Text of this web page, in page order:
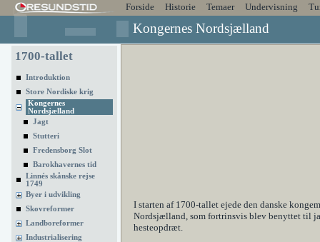
Forside Historie Temaer Undervisning
Kongernes Nordsjælland
1700-tallet
Introduktion
Store Nordiske krig
Kongernes
Nordsjælland
Jagt
Stutteri
Fredensborg Slot
Barokhavernes tid
Linnés skånske rejse
1749
Byer i udvikling
Skovreformer
Landboreformer
Industrialisering
I starten af 1700-tallet ejede den danske
Nordsjælland, som fortrinsvis blev benyttet til
hesteopdræt.